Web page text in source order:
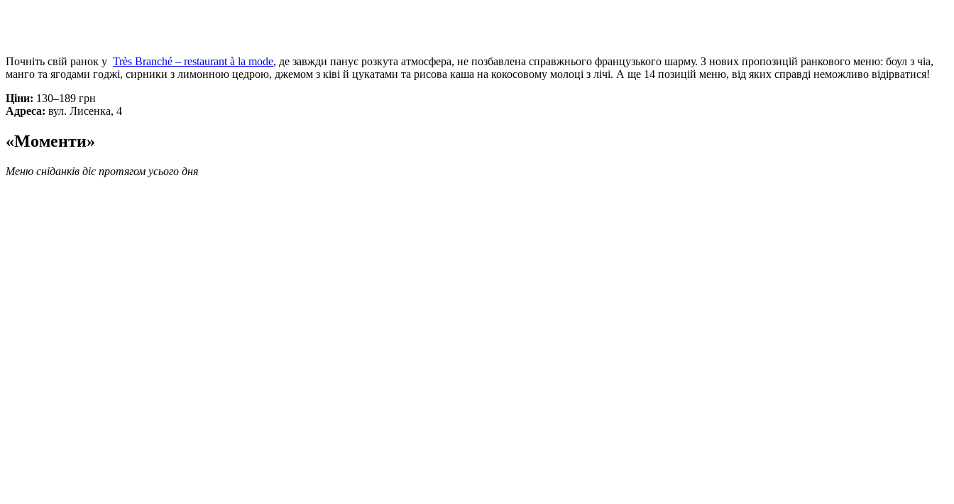
Почніть свій ранок у Très Branché – restaurant à la mode, де завжди панує розкута атмосфера, не позбавлена ​​справжнього французького шарму. З нових пропозицій ранкового меню: боул з чіа,
манго та ягодами годжі, сирники з лимонною цедрою, джемом з ківі й цукатами та рисова каша на кокосовому молоці з лічі. А ще 14 позицій меню, від яких справді неможливо відірватися!
Ціни: 130–189 грн
Адреса: вул. Лисенка, 4
«Моменти»
Меню сніданків діє протягом усього дня